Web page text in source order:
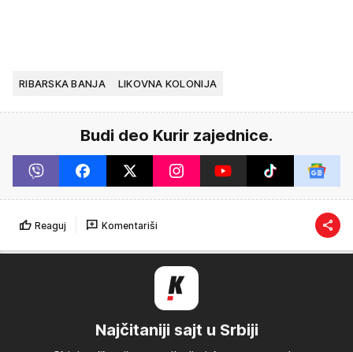
RIBARSKA BANJA LIKOVNA KOLONIJA
Budi deo Kurir zajednice.
Reaguj Komentariši
Najčitaniji sajt u Srbiji